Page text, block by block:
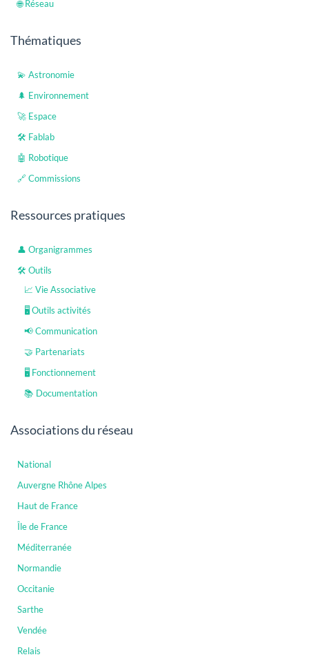
🌐 Réseau
Thématiques
💫 Astronomie
🌲 Environnement
🚀 Espace
🛠️ Fablab
🤖 Robotique
🔗 Commissions
Ressources pratiques
👤 Organigrammes
🛠️ Outils
📈 Vie Associative
🖥️ Outils activités
📢 Communication
🤝 Partenariats
🖥️ Fonctionnement
📚 Documentation
Associations du réseau
National
Auvergne Rhône Alpes
Haut de France
Île de France
Méditerranée
Normandie
Occitanie
Sarthe
Vendée
Relais